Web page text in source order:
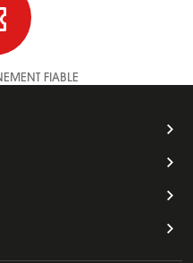
FIABLE